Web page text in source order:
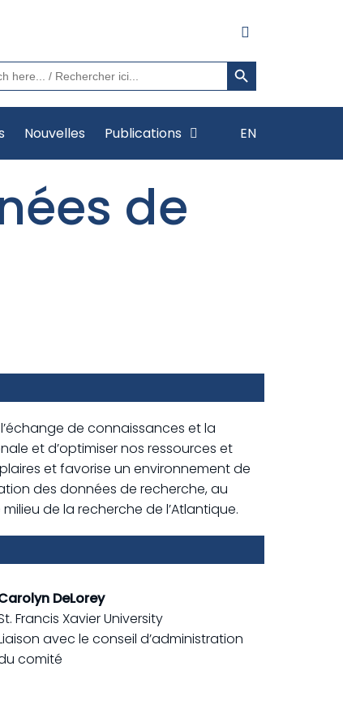
Search Button
Nouvelles Publications EN
de
de connaissances et la
et d’optimiser nos ressources et
et favorise un environnement de
des données de recherche, au
de la recherche de l’Atlantique.
DeLorey
Francis Xavier University
avec le conseil d’administration
comité